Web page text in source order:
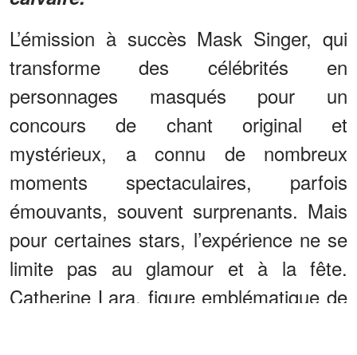
L’émission à succès Mask Singer, qui
transforme des célébrités en
personnages masqués pour un
concours de chant original et
mystérieux, a connu de nombreux
moments spectaculaires, parfois
émouvants, souvent surprenants. Mais
pour certaines stars, l’expérience ne se
limite pas au glamour et à la fête.
Catherine Lara, figure emblématique de